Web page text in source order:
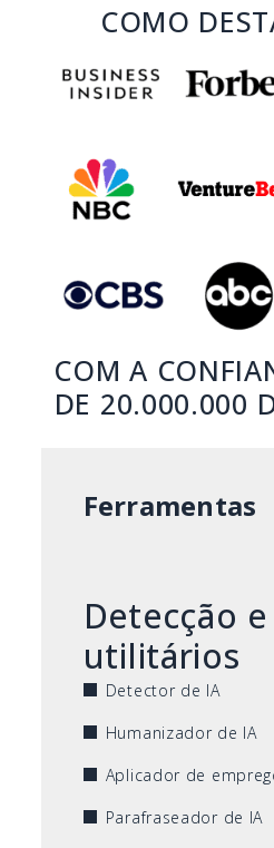
COMO
COM A
DE 20.000.000
Ferramentas
Detecção e
utilitários
Detector de IA
Humanizador de IA
Aplicador de
Parafraseador de IA